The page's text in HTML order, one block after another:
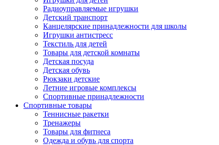
Радиоуправляемые игрушки
Детский транспорт
Канцелярские принадлежности для школы
Игрушки антистресс
Текстиль для детей
Товары для детской комнаты
Детская посуда
Детская обувь
Рюкзаки детские
Летние игровые комплексы
Спортивные принадлежности
Спортивные товары
Теннисные ракетки
Тренажеры
Товары для фитнеса
Одежда и обувь для спорта